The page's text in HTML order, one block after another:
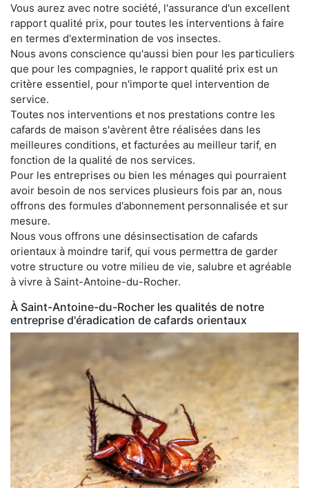
Vous aurez avec notre société, l'assurance d'un excellent
rapport qualité prix, pour toutes les interventions à faire
en termes d'extermination de vos insectes.
Nous avons conscience qu'aussi bien pour les particuliers
que pour les compagnies, le rapport qualité prix est un
critère essentiel, pour n'importe quel intervention de
service.
Toutes nos interventions et nos prestations contre les
cafards de maison s'avèrent être réalisées dans les
meilleures conditions, et facturées au meilleur tarif, en
fonction de la qualité de nos services.
Pour les entreprises ou bien les ménages qui pourraient
avoir besoin de nos services plusieurs fois par an, nous
offrons des formules d'abonnement personnalisée et sur
mesure.
Nous vous offrons une désinsectisation de cafards
orientaux à moindre tarif, qui vous permettra de garder
votre structure ou votre milieu de vie, salubre et agréable
à vivre à Saint-Antoine-du-Rocher.
À Saint-Antoine-du-Rocher les qualités de notre
entreprise d'éradication de cafards orientaux